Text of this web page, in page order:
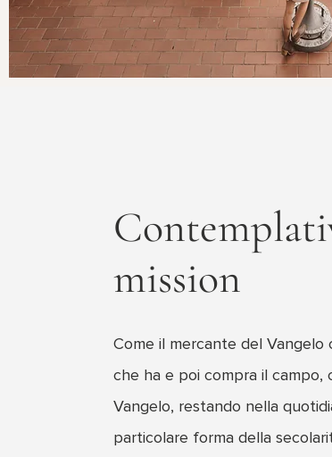
mission
Come il mercante del
che ha e poi compra il campo,
Vangelo, restando nella
particolare forma della